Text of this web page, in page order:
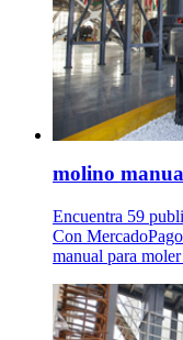
molino
Encuentra 59
Con
manual para